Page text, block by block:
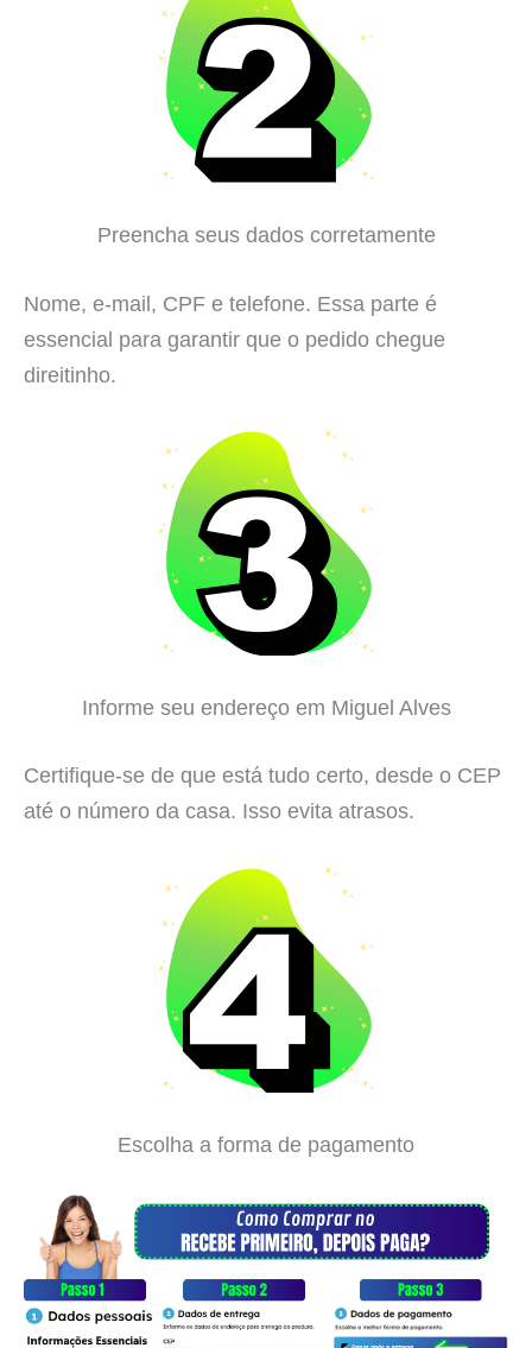
Preencha seus dados corretamente
Nome, e-mail, CPF e telefone. Essa parte é
essencial para garantir que o pedido chegue
direitinho.
Informe seu endereço em Miguel Alves
Certifique-se de que está tudo certo, desde o CEP
até o número da casa. Isso evita atrasos.
Escolha a forma de pagamento